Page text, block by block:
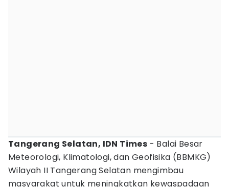
Tangerang Selatan, IDN Times - Balai Besar
Meteorologi, Klimatologi, dan Geofisika (BBMKG)
Wilayah II Tangerang Selatan mengimbau
masyarakat untuk meningkatkan kewaspadaan